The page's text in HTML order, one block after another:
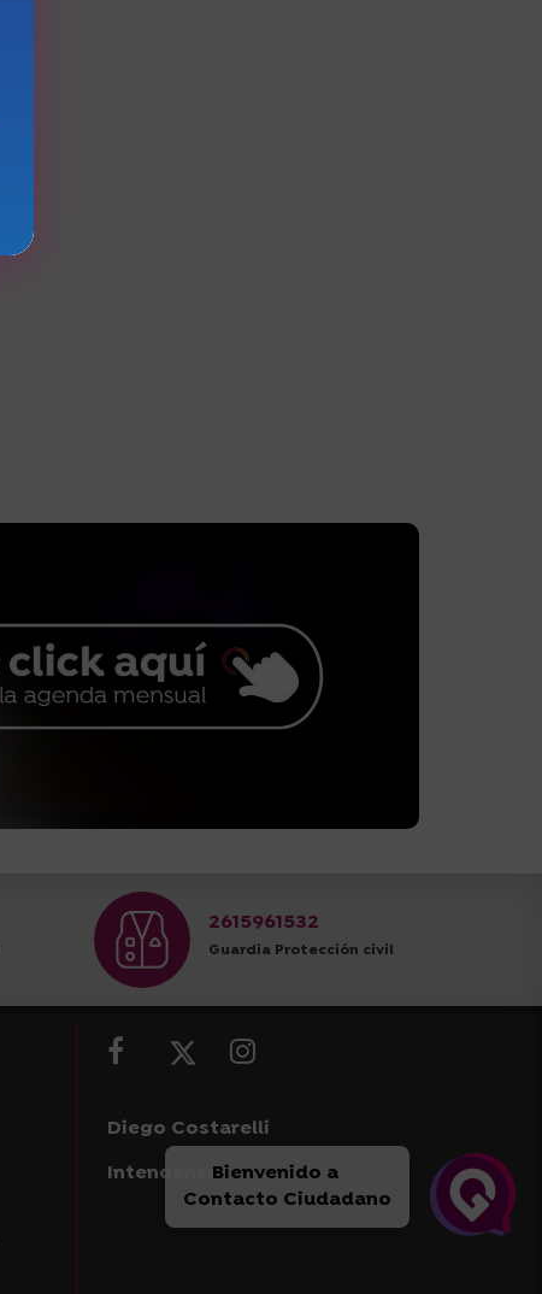
2615961532
Guardia Protección civil
Diego Costarelli
IntendenteBienvenido a
Contacto Ciudadano